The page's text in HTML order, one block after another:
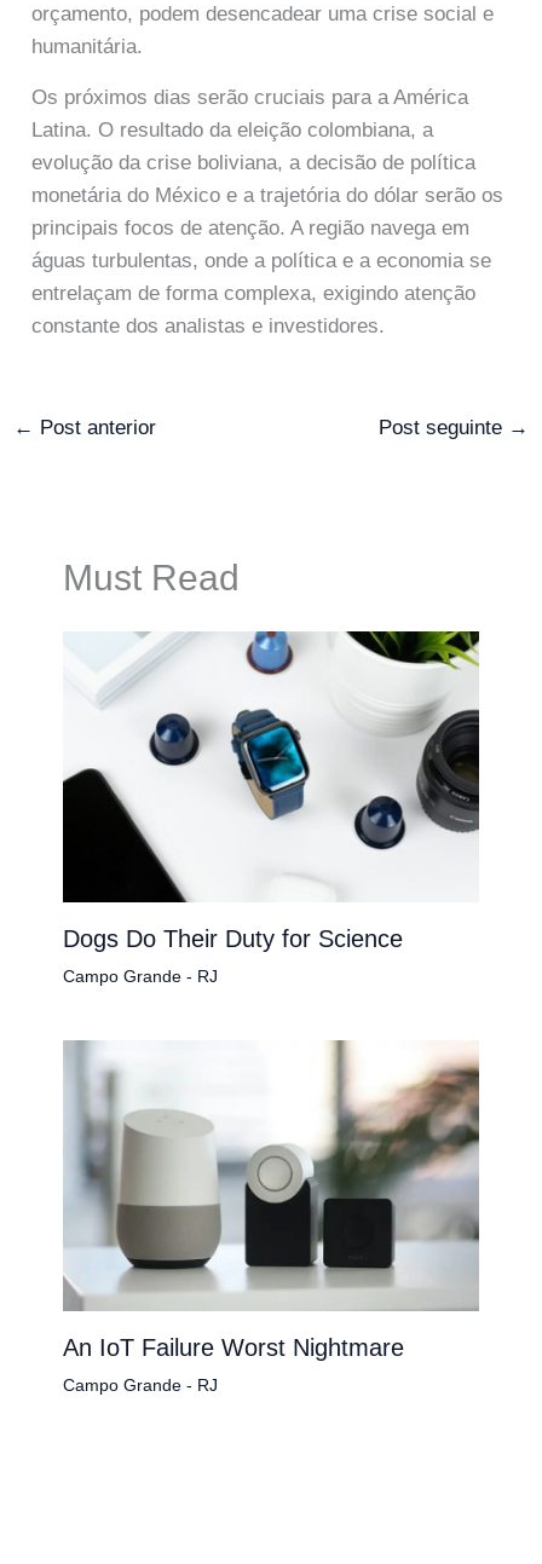
orçamento, podem desencadear uma crise social e
humanitária.
Os próximos dias serão cruciais para a América
Latina. O resultado da eleição colombiana, a
evolução da crise boliviana, a decisão de política
monetária do México e a trajetória do dólar serão os
principais focos de atenção. A região navega em
águas turbulentas, onde a política e a economia se
entrelaçam de forma complexa, exigindo atenção
constante dos analistas e investidores.
← Post anterior Post seguinte →
Must Read
Dogs Do Their Duty for Science
Campo Grande - RJ
An IoT Failure Worst Nightmare
Campo Grande - RJ